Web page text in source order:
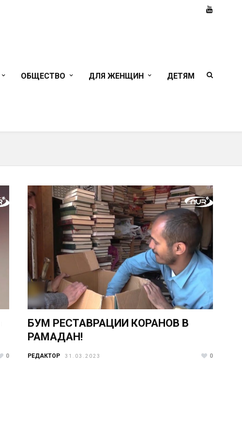
ОБЩЕСТВО ДЛЯ ЖЕНЩИН ДЕТЯМ
0
БУМ РЕСТАВРАЦИИ КОРАНОВ В
РАМАДАН!
РЕДАКТОР 31.03.2023 0